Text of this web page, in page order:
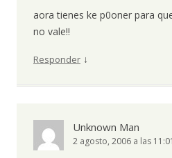
aora tienes ke p0oner para
no vale!!
Responder ↓
Unknown Man
2 agosto, 2006 a las